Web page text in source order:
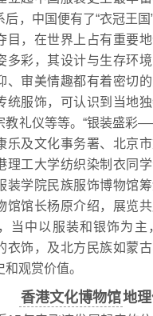
后，中国便有了“衣冠王
目，在世界上占有重要
多彩，其设计与生存环
、审美情趣都有着密切
统服饰，可认识到当地
教礼仪等等。“银装盛彩
乐及文化事务署、北京
理工大学纺织染制衣同
装学院民族服饰博物馆
馆馆长杨原介绍，展览
当中以服装和银饰为主
衣饰，及北方民族如蒙
观赏价值。
香港文化博物馆地